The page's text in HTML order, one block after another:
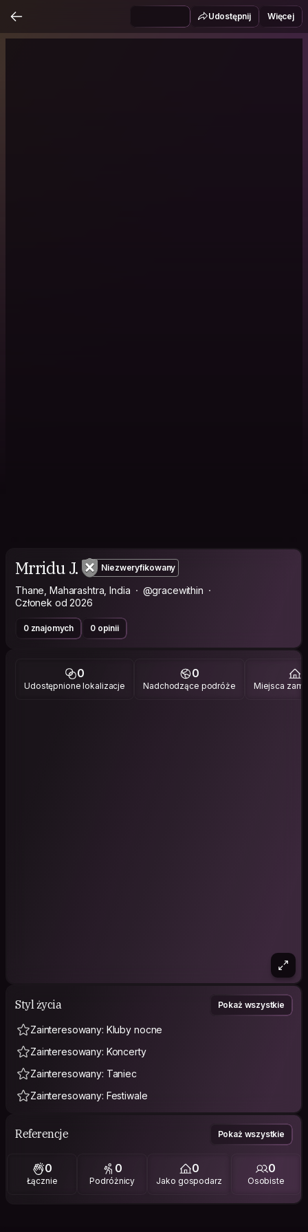
Udostępnij Więcej
Mrridu J. Niezweryfikowany
Thane, Maharashtra, India
@gracewithin
Członek od 2026
0 znajomych 0 opinii
0
Udostępnione lokalizacje
0
Nadchodzące podróże Miejsca
Styl życia Pokaż wszystkie
Zainteresowany: Kluby nocne
Zainteresowany: Koncerty
Zainteresowany: Taniec
Zainteresowany: Festiwale
Referencje Pokaż wszystkie
0
Łącznie
0
Podróżnicy
0
Jako gospodarz
0
Osobiste